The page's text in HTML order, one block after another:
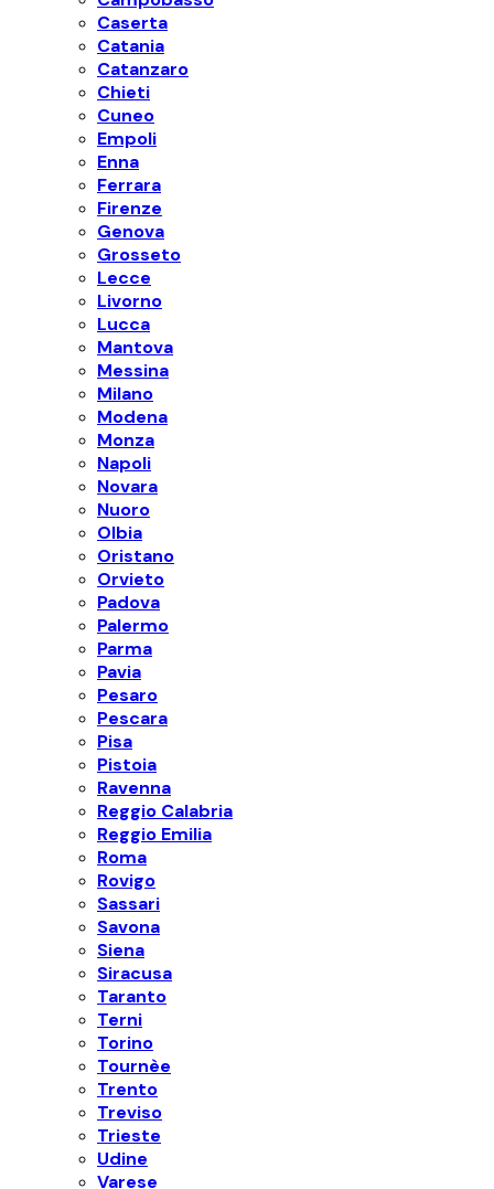
Caserta
Catania
Catanzaro
Chieti
Cuneo
Empoli
Enna
Ferrara
Firenze
Genova
Grosseto
Lecce
Livorno
Lucca
Mantova
Messina
Milano
Modena
Monza
Napoli
Novara
Nuoro
Olbia
Oristano
Orvieto
Padova
Palermo
Parma
Pavia
Pesaro
Pescara
Pisa
Pistoia
Ravenna
Reggio Calabria
Reggio Emilia
Roma
Rovigo
Sassari
Savona
Siena
Siracusa
Taranto
Terni
Torino
Tournèe
Trento
Treviso
Trieste
Udine
Varese